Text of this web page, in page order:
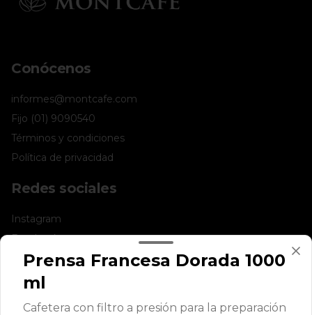
Conócenos
informes@montcafe.com
Fijo (01) 9090540
Términos y condiciones
Política de privacidad
Redes sociales
Instagram
Facebook
Mi cuenta
Pedir
Prensa Francesa Dorada 1000
ml
Cafetera con filtro a presión para la preparación